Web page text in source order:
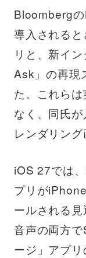
Bloomberg
導入される
リと、新イ
Ask」の再現
た。これら
なく、同氏
レンダリング
iOS 27では
プリが
ールされる
音声の両方
ージ」アプ